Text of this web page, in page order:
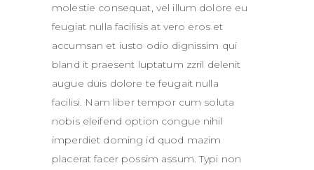
molestie consequat, vel illum dolore eu
feugiat nulla facilisis at vero eros et
accumsan et iusto odio dignissim qui
bland it praesent luptatum zzril delenit
augue duis dolore te feugait nulla
facilisi. Nam liber tempor cum soluta
nobis eleifend option congue nihil
imperdiet doming id quod mazim
placerat facer possim assum. Typi non